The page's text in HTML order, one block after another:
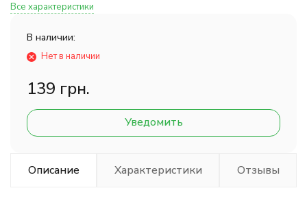
Все характеристики
В наличии:
Нет в наличии
139 грн.
Уведомить
Описание Характеристики Отзывы